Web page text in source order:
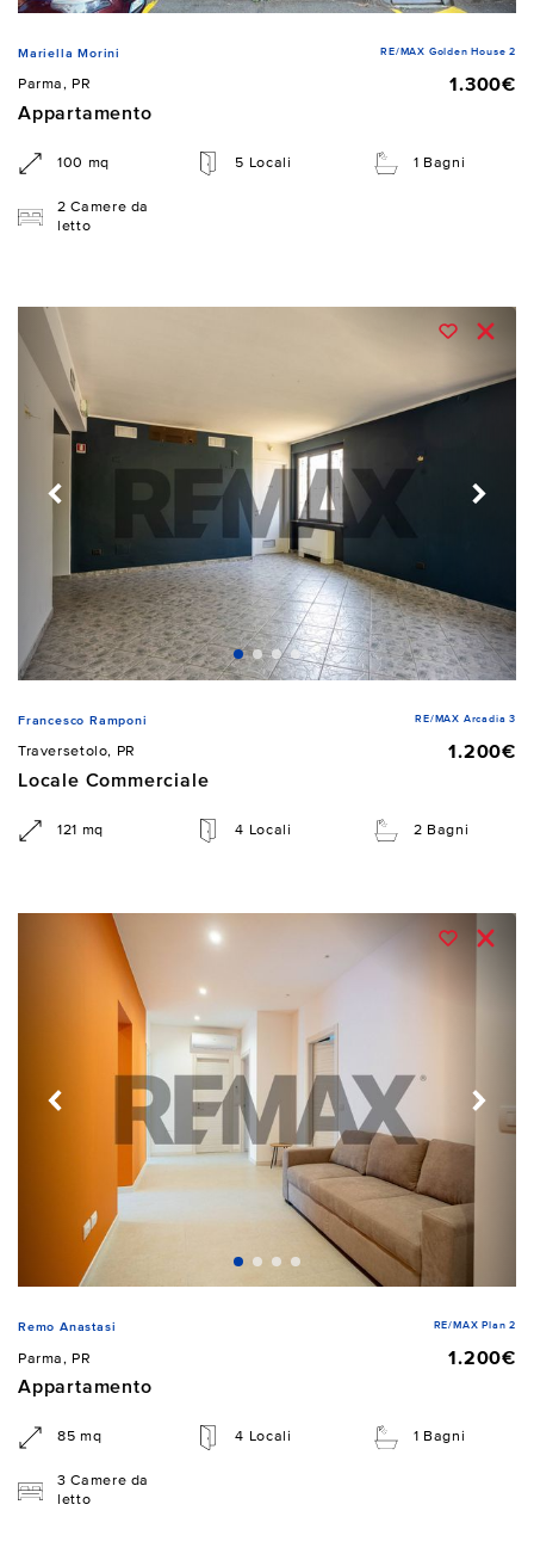
Mariella Morini RE/MAX Golden House 2
Parma, PR
1.300€
Appartamento
100 mq 5 Locali 1 Bagni
2 Camere da
letto
Francesco Ramponi RE/MAX Arcadia 3
Traversetolo, PR
1.200€
Locale Commerciale
121 mq 4 Locali 2 Bagni
Remo Anastasi RE/MAX Plan 2
Parma, PR
1.200€
Appartamento
85 mq 4 Locali 1 Bagni
3 Camere da
letto